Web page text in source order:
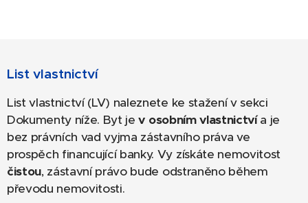
List vlastnictví
List vlastnictví (LV) naleznete ke stažení v sekci
Dokumenty níže. Byt je v osobním vlastnictvía je
bez právních vad vyjma zástavního práva ve
prospěch financující banky. Vy získáte nemovitost
čistou, zástavní právo bude odstraněno během
převodu nemovitosti.